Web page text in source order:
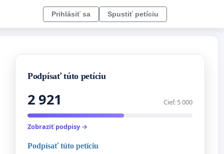
Prihlásiť sa Spustiť petíciu
Podpísať túto petíciu
2 921 Cieľ: 5 000
Zobraziť podpisy →
Podpísať túto petíciu